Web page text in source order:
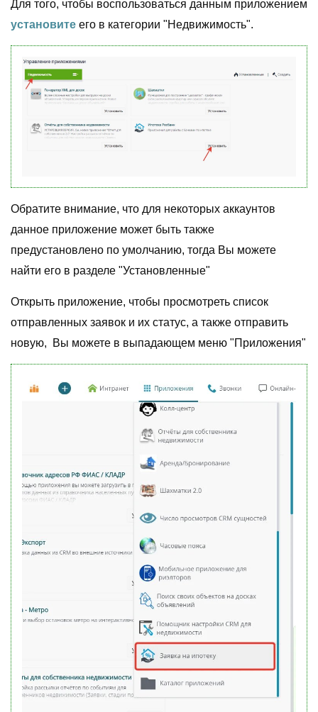
Для того, чтобы воспользоваться данным приложением
установите его в категории "Недвижимость".
Обратите внимание, что для некоторых аккаунтов
данное приложение может быть также
предустановлено по умолчанию, тогда Вы можете
найти его в разделе "Установленные"
Открыть приложение, чтобы просмотреть список
отправленных заявок и их статус, а также отправить
новую, Вы можете в выпадающем меню "Приложения"